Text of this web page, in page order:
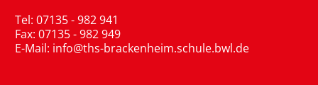
Tel: 07135 - 982 941
Fax: 07135 - 982 949
E-Mail: info@ths-brackenheim.schule.bwl.de